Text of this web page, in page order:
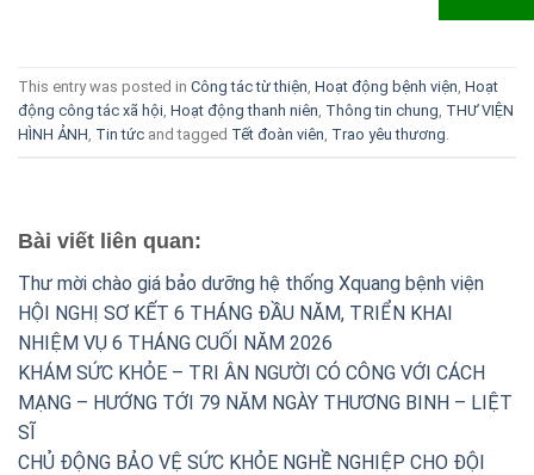
This entry was posted in Công tác từ thiện Hoạt động bệnh viện Hoạt
động công tác xã hội Hoạt động thanh niên Thông tin chung THƯ VIỆN
HÌNH ẢNH Tin tức and tagged Tết đoàn viên Trao yêu thương
Bài viết liên quan:
Thư mời chào giá bảo dưỡng hệ thống Xquang bệnh viện
HỘI NGHỊ SƠ KẾT 6 THÁNG ĐẦU NĂM, TRIỂN KHAI
NHIỆM VỤ 6 THÁNG CUỐI NĂM 2026
KHÁM SỨC KHỎE – TRI ÂN NGƯỜI CÓ CÔNG VỚI CÁCH
MẠNG – HƯỚNG TỚI 79 NĂM NGÀY THƯƠNG BINH – LIỆT
SĨ
CHỦ ĐỘNG BẢO VỆ SỨC KHỎE NGHỀ NGHIỆP CHO ĐỘI